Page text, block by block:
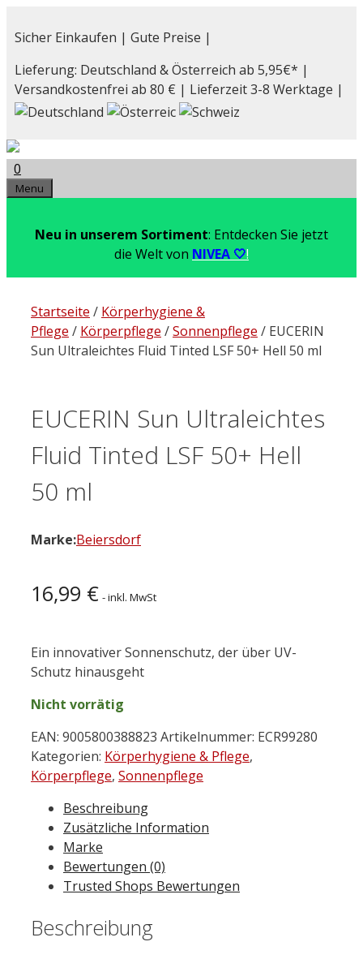
Inhalt
Sicher Einkaufen | Gute Preise |
Lieferung: Deutschland & Österreich ab 5,95€* |
Versandkostenfrei ab 80 € | Lieferzeit 3-8 Werktage |
0
Menu
Neu in unserem Sortiment: Entdecken Sie jetzt
die Welt von NIVEA 🤍!
Startseite / Körperhygiene &
Pflege / Körperpflege /Sonnenpflege / EUCERIN
Sun Ultraleichtes Fluid Tinted LSF 50+ Hell 50 ml
EUCERIN Sun Ultraleichtes
Fluid Tinted LSF 50+ Hell
50 ml
Marke:Beiersdorf
16,99 € - inkl. MwSt
Ein innovativer Sonnenschutz, der über UV-
Schutz hinausgeht
Nicht vorrätig
EAN: 9005800388823 Artikelnummer: ECR99280
Kategorien: Körperhygiene & Pflege,
Körperpflege, Sonnenpflege
Beschreibung
Zusätzliche Information
Marke
Bewertungen (0)
Trusted Shops Bewertungen
Beschreibung